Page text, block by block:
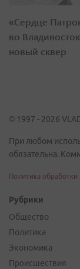
«Сердце
во
новый сквер
© 1997 - 2026
При любом
обязательна.
Политика
Рубрики
Общество
Политика
Экономика
Происшествия